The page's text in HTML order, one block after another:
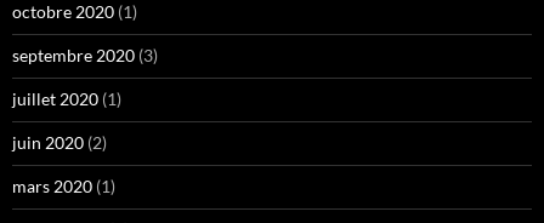
octobre 2020 (1)
septembre 2020 (3)
juillet 2020 (1)
juin 2020 (2)
mars 2020 (1)